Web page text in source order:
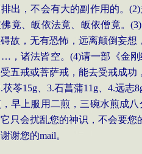
出，不会有大的副作用的。(2)
竟、皈依法竟、皈依僧竟。(3)
故，无有恐怖，远离颠倒妄
，诸法皆空。 (4)请一部《金
五戒或菩萨戒，能去受戒成
茯苓15g 3.石菖蒲11g 4.远志
早上服用二煎，三碗水煎成
只会扰乱您的神识，不会要
谢您的mail。